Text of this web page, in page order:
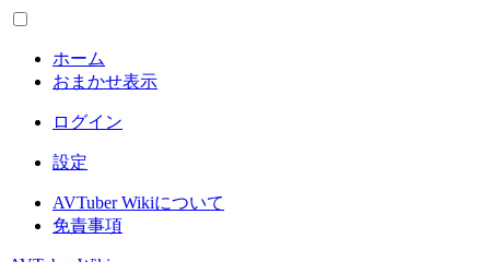
ホーム
おまかせ表示
ログイン
設定
AVTuber Wikiについて
免責事項